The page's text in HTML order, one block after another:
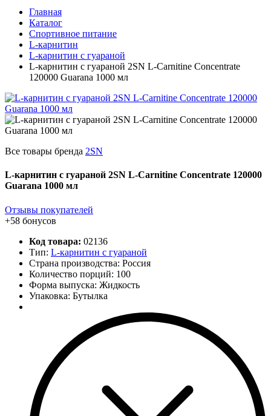
Главная
Каталог
Спортивное питание
L-карнитин
L-карнитин с гуараной
L-карнитин с гуараной 2SN L-Carnitine Concentrate
120000 Guarana 1000 мл
Все товары бренда 2SN
L-карнитин с гуараной 2SN L-Carnitine Concentrate 120000
Guarana 1000 мл
Отзывы покупателей
+58 бонусов
Код товара: 02136
Тип: L-карнитин с гуараной
Страна производства: Россия
Количество порций: 100
Форма выпуска: Жидкость
Упаковка: Бутылка